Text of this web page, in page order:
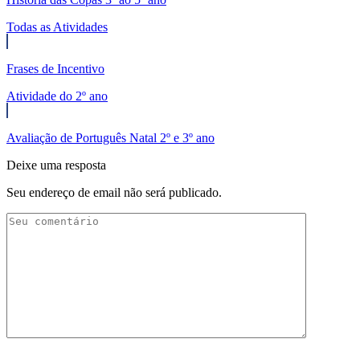
Todas as Atividades
Frases de Incentivo
Atividade do 2º ano
Avaliação de Português Natal 2º e 3º ano
Deixe uma resposta
Seu endereço de email não será publicado.